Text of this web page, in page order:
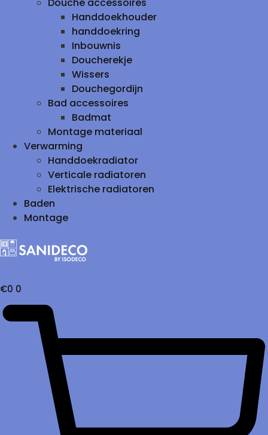
Handdoekhouder
handdoekring
Inbouwnis
Doucherekje
Wissers
Douchegordijn
Bad accessoires
Badmat
Montage materiaal
Verwarming
Handdoekradiator
Verticale radiatoren
Elektrische radiatoren
Baden
Montage
€0 0